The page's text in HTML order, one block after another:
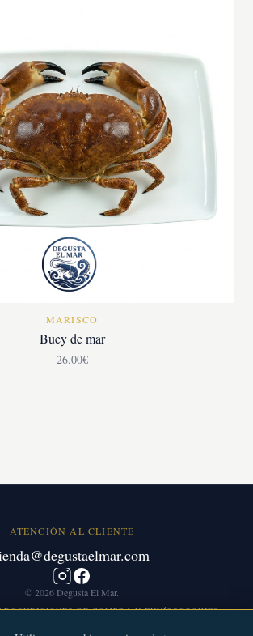
MARISCO
Buey de mar
26.00€
ATENCIÓN AL CLIENTE
InstagramFacebook
© 2026 Degusta El Mar.
CONDICIONES DE COMPRA Y ENVÍOSCOOKIES